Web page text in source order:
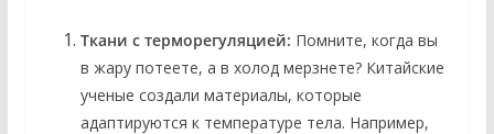
Ткани с терморегуляцией: Помните, когда вы
в жару потеете, а в холод мерзнете? Китайские
ученые создали материалы, которые
адаптируются к температуре тела. Например,